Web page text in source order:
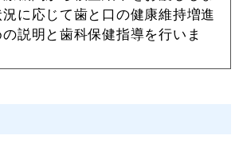
に応じて歯と口の健康維持増進
説明と歯科保健指導を行いま